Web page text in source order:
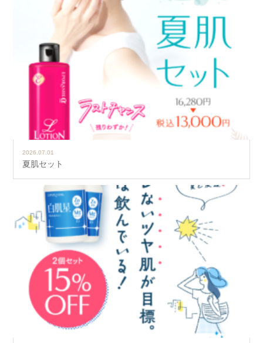
2026.07.01
夏肌セット